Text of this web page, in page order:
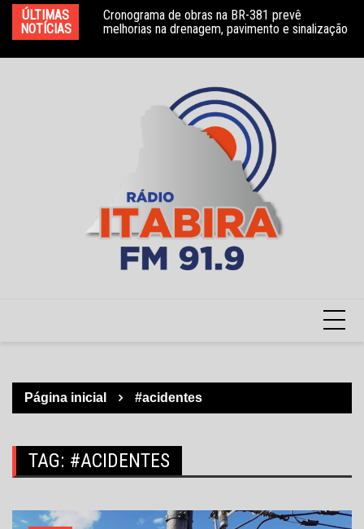
para
conteúdo
ÚLTIMAS
NOTÍCIAS
com
e
Cronograma de obras na BR-381 prevê
melhorias na drenagem, pavimento e sinalização
Página inicial #acidentes
TAG: #ACIDENTES